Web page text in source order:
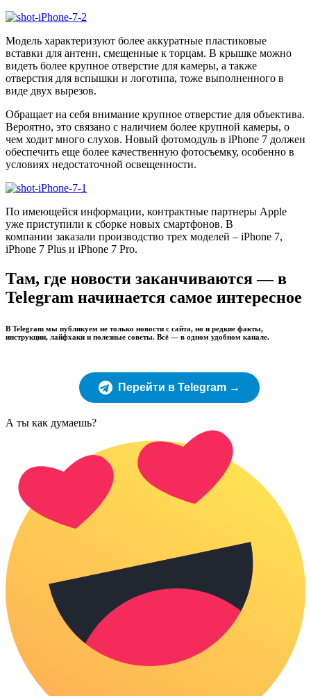
Модель характеризуют более аккуратные пластиковые
вставки для антенн, смещенные к торцам. В крышке можно
видеть более крупное отверстие для камеры, а также
отверстия для вспышки и логотипа, тоже выполненного в
виде двух вырезов.
Обращает на себя внимание крупное отверстие для объектива.
Вероятно, это связано с наличием более крупной камеры, о
чем ходит много слухов. Новый фотомодуль в iPhone 7 должен
обеспечить еще более качественную фотосъемку, особенно в
условиях недостаточной освещенности.
По имеющейся информации, контрактные партнеры Apple
уже приступили к сборке новых смартфонов. В
компании заказали производство трех моделей – iPhone 7,
iPhone 7 Plus и iPhone 7 Pro.
Там, где новости заканчиваются — в
Telegram начинается самое интересное
В Telegram мы публикуем не только новости с сайта, но и редкие факты,
инструкции, лайфхаки и полезные советы. Всё — в одном удобном канале.
Перейти в Telegram →
А ты как думаешь?